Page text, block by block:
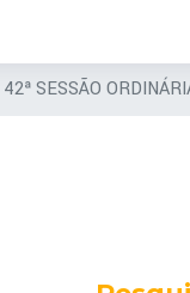
42ª SESSÃO